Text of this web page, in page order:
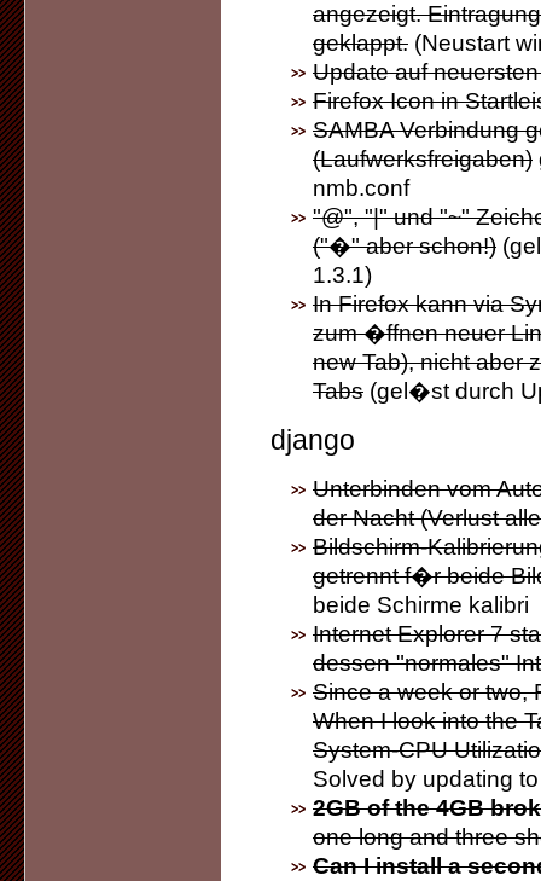
angezeigt.
geklappt. (Neustart
Update auf
Firefox Icon in
SAMBA Verbindung
(Laufwerksfreigaben)
nmb.conf
"@", "|" und "~"
("�" aber schon!)
1.3.1)
In Firefox kann via
zum �ffnen neuer
new Tab), nicht aber
Tabs (gel�st durch
django
Unterbinden vom
der Nacht (Verlust
Bildschirm-
getrennt f�r beide
beide Schirme kalibri
Internet Explorer 7
dessen "normales"
Since a week or two,
When I look into the
System-CPU
Solved by updating
2GB of the 4GB
one long and three
Can I install a